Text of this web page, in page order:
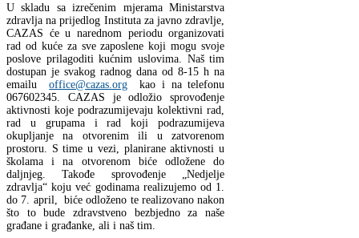
U skladu sa izrečenim mjerama Ministarstva
zdravlja na prijedlog Instituta za javno zdravlje,
CAZAS će u narednom periodu organizovati
rad od kuće za sve zaposlene koji mogu svoje
poslove prilagoditi kućnim uslovima. Naš tim
dostupan je svakog radnog dana od 8-15 h na
emailuoffice@cazas.org kao i na telefonu
067602345. CAZAS je odložio sprovođenje
aktivnosti koje podrazumijevaju kolektivni rad,
rad u grupama i rad koji podrazumijeva
okupljanje na otvorenim ili u zatvorenom
prostoru. S time u vezi, planirane aktivnosti u
školama i na otvorenom biće odložene do
daljnjeg. Takođe sprovođenje „Nedjelje
zdravlja“ koju već godinama realizujemo od 1.
do 7. april, biće odloženo te realizovano nakon
što to bude zdravstveno bezbjedno za naše
građane i građanke, ali i naš tim.